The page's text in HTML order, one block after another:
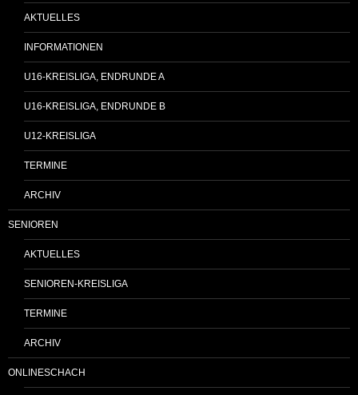
AKTUELLES
INFORMATIONEN
U16-KREISLIGA, ENDRUNDE A
U16-KREISLIGA, ENDRUNDE B
U12-KREISLIGA
TERMINE
ARCHIV
SENIOREN
AKTUELLES
SENIOREN-KREISLIGA
TERMINE
ARCHIV
ONLINESCHACH